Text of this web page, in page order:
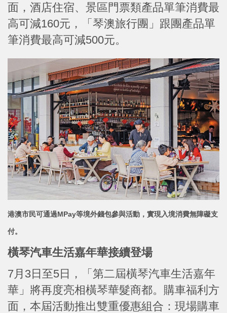
面，酒店住宿、景區門票類產品單筆消費最
高可減160元，「琴澳旅行團」跟團產品單
筆消費最高可減500元。
港澳市民可通過MPay等境外錢包參與活動，實現入境消費無障礙支
付。
橫琴汽車生活嘉年華接續登場
7月3日至5日，「第二屆橫琴汽車生活嘉年
華」將再度亮相橫琴華髮商都。購車福利方
面，本屆活動推出雙重優惠組合：現場購車